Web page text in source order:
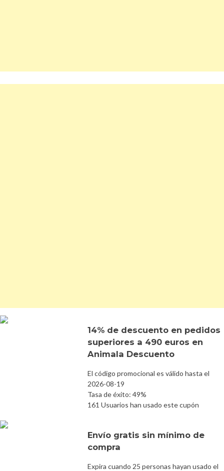
14% de descuento en pedidos
superiores a 490 euros en
Animala Descuento
El código promocional es válido hasta el
2026-08-19
Tasa de éxito: 49%
161 Usuarios han usado este cupón
Envío gratis sin mínimo de
compra
Expira cuando 25 personas hayan usado el